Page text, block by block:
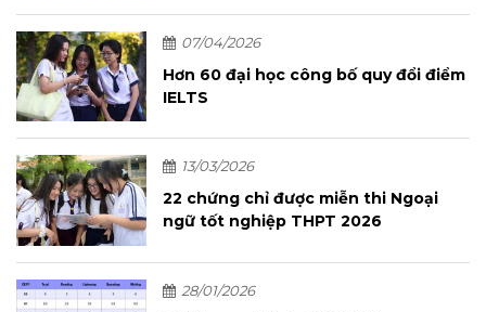
07/04/2026
Hơn 60 đại học công bố quy đổi điểm
IELTS
13/03/2026
22 chứng chỉ được miễn thi Ngoại
ngữ tốt nghiệp THPT 2026
28/01/2026